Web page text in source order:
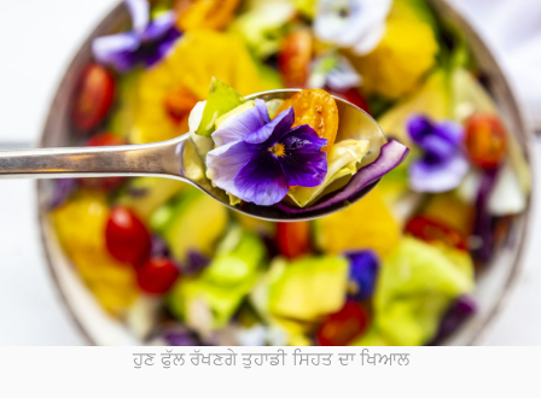
ਹੁਣ ਫੁੱਲ ਰੱਖਣਗੇ ਤੁਹਾਡੀ ਸਿਹਤ ਦਾ ਖਿਆਲ